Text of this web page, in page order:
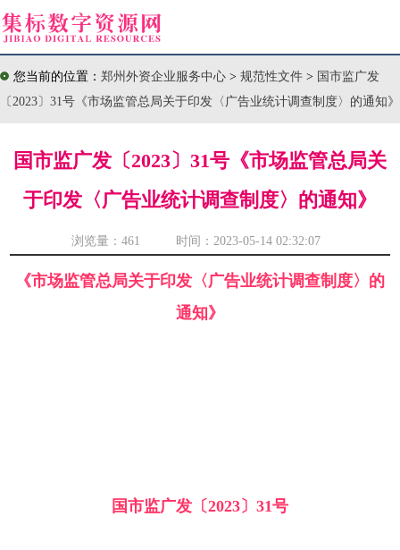
您当前的位置： 郑州外资企业服务中心 > 规范性文件 > 国市监广发
〔2023〕31号《市场监管总局关于印发〈广告业统计调查制度〉的通知》
国市监广发〔2023〕31号《市场监管总局关
于印发〈广告业统计调查制度〉的通知》
浏览量： 461 时间：2023-05-14 02:32:07
《市场监管总局关于印发〈广告业统计调查制度〉的
通知》
国市监广发〔2023〕31号